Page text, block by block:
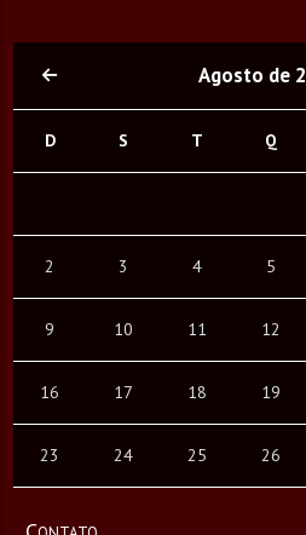
Agosto de
D S T Q
2 3 4 5
9 10 11 12
16 17 18 19
23 24 25 26